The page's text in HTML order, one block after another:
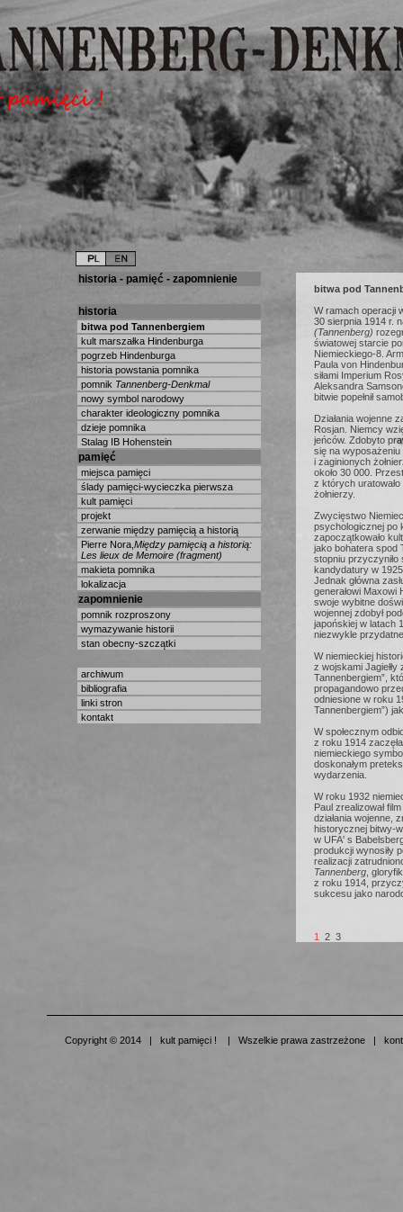
historia - pamięć - zapomnienie
historia
bitwa pod Tannenbergiem
kult marszałka Hindenburga
pogrzeb Hindenburga
historia powstania pomnika
pomnik Tannenberg-Denkmal
nowy symbol narodowy
charakter ideologiczny pomnika
dzieje pomnika
Stalag IB Hohenstein
pamięć
miejsca pamięci
ślady pamięci-wycieczka pierwsza
kult pamięci
projekt
zerwanie między pamięcią a historią
Pierre Nora, Między pamięcią a historią:
Les lieux de Memoire (fragment)
makieta pomnika
lokalizacja
zapomnienie
pomnik rozproszony
wymazywanie historii
stan obecny-szczątki
archiwum
bibliografia
linki stron
kontakt
bitwa pod
W ramach operacji
30 sierpnia 1914 r.
(Tannenberg)
światowej starcie
Niemieckiego-8.
Paula von
siłami Imperium
Aleksandra
bitwie popełnił
Działania wojenne
Rosjan. Niemcy
jeńców. Zdobyto
się na
i zaginionych
około 30 000.
z których
żołnierzy.
Zwycięstwo
psychologicznej po
zapoczątkowało
jako bohatera spod
stopniu przyczyniło
kandydatury w
Jednak główna
generałowi Maxowi
swoje wybitne
wojennej zdobył
japońskiej w latach
niezwykle
W niemieckiej
z wojskami
Tannenbergiem”,
propagandowo
odniesione w roku
Tannenbergiem”)
W społecznym
z roku 1914
niemieckiego
doskonałym
wydarzenia.
W roku 1932
Paul zrealizował
działania wojenne,
historycznej bitwy-
w UFA' s
produkcji wynosiły
realizacji
Tannenberg ,
z roku 1914,
sukcesu jako
1 2 3
Copyright © 2014 | kult pamięci ! | Wszelkie prawa zastrzeżone |